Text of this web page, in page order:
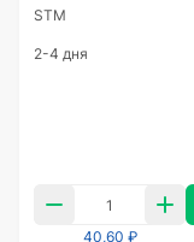
STM
2-4 дня
40,60 ₽